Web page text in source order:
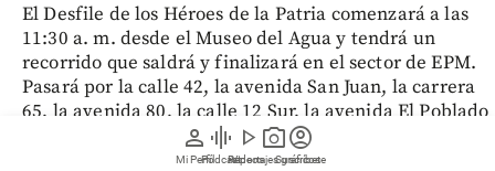
person
Mi Perfil
graphic_eq
Pódcast
play_arrow
Videos
photo_camera
Reportajes gráficos
account_circle
Suscríbete
El Desfile de los Héroes de la Patria comenzará a las
11:30 a. m. desde el Museo del Agua y tendrá un
recorrido que saldrá y finalizará en el sector de EPM.
Pasará por la calle 42, la avenida San Juan, la carrera
65, la avenida 80, la calle 12 Sur, la avenida El Poblado
y la avenida 33, con paso por la calle 30.